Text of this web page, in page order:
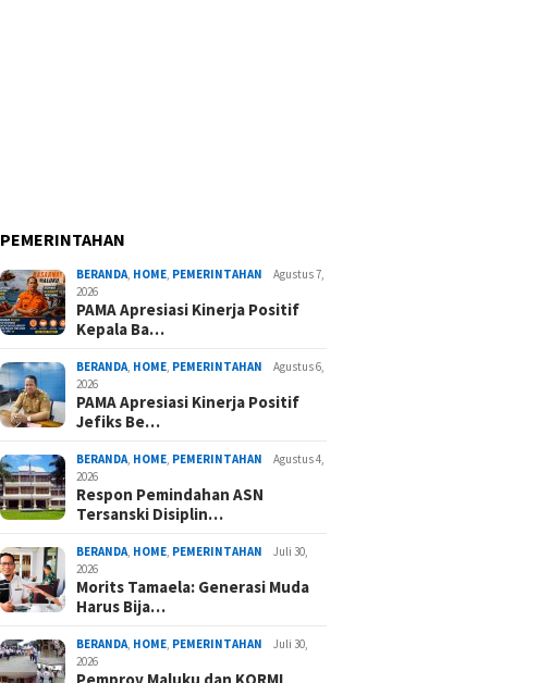
PEMERINTAHAN
BERANDA, HOME, PEMERINTAHAN
Agustus 7,
2026
PAMA Apresiasi Kinerja Positif
Kepala Ba…
BERANDA, HOME, PEMERINTAHAN
Agustus 6,
2026
PAMA Apresiasi Kinerja Positif
Jefiks Be…
BERANDA, HOME, PEMERINTAHAN
Agustus 4,
2026
Respon Pemindahan ASN
Tersanski Disiplin…
BERANDA, HOME, PEMERINTAHAN
Juli 30,
2026
Morits Tamaela: Generasi Muda
Harus Bija…
BERANDA, HOME, PEMERINTAHAN
Juli 30,
2026